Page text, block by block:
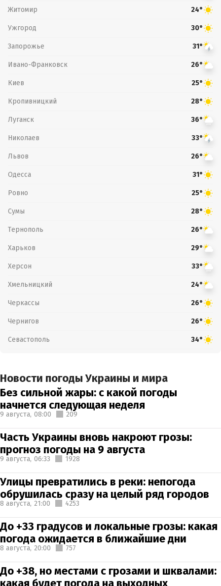
Житомир 24°
Ужгород 30°
Запорожье 31°
Ивано-Франковск 26°
Киев 25°
Кропивницкий 28°
Луганск 36°
Николаев 33°
Львов 26°
Одесса 31°
Ровно 25°
Сумы 28°
Тернополь 26°
Харьков 29°
Херсон 33°
Хмельницкий 24°
Черкассы 26°
Чернигов 26°
Севастополь 34°
Новости погоды Украины и мира
Без сильной жары: с какой погоды
начнется следующая неделя
9 августа, 08:00 209
Часть Украины вновь накроют грозы:
прогноз погоды на 9 августа
9 августа, 06:33 1928
Улицы превратились в реки: непогода
обрушилась сразу на целый ряд городов
8 августа, 21:00 4253
До +33 градусов и локальные грозы: какая
погода ожидается в ближайшие дни
8 августа, 20:00 757
До +38, но местами с грозами и шквалами:
какая будет погода на выходных